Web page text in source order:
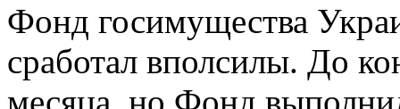
Фонд госимущества
сработал вполсилы. До
месяца, но Фонд